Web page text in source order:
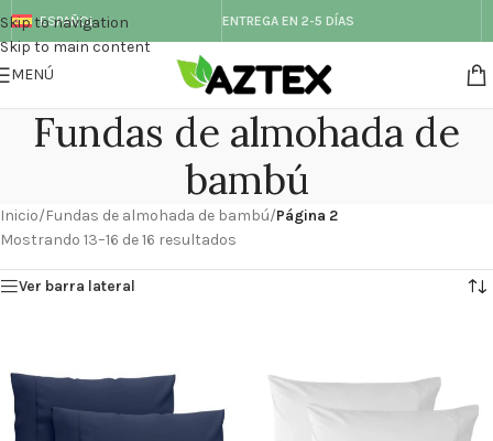
Skip to navigation
Skip to main content
ESPAÑOL ENTREGA EN 2-5 DÍAS
MENÚ
Fundas de almohada de
bambú
Inicio/Fundas de almohada de bambú/Página 2
Mostrando 13–16 de 16 resultados
Ver barra lateral